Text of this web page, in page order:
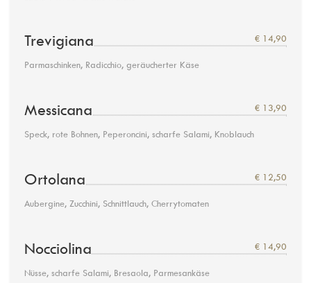
Trevigiana € 14,90
Parmaschinken, Radicchio, geräucherter Käse
Messicana € 13,90
Speck, rote Bohnen, Peperoncini, scharfe Salami, Knoblauch
Ortolana € 12,50
Aubergine, Zucchini, Schnittlauch, Cherrytomaten
Nocciolina € 14,90
Nüsse, scharfe Salami, Bresaola, Parmesankäse